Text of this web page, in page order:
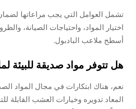
تشمل العوامل التي يجب مراعاتها لضمان
اختيار المواد، واحتياجات الصيانة،
أسطح ملاعب البادبول.
هل تتوفر مواد صديقة للبيئة
نعم، هناك ابتكارات في مجال المواد
المعاد تدويره وخيارات العشب القابلة